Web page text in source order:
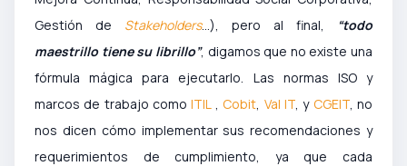
Gestión de Stakeholders…), pero al final,
“todo
maestrillo tiene su librillo”, digamos que no existe una
fórmula mágica para ejecutarlo. Las normas ISO y
marcos de trabajo comoITIL , Cobit, Val IT, y CGEIT, no
nos dicen cómo implementar sus recomendaciones y
requerimientos de cumplimiento, ya que cada